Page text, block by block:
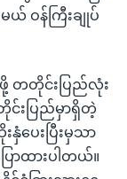
ဝန်ကြီးချုပ်
တတိုင်းပြည်လုံး
င်းပြည်မှာရှိတဲ့
ပေးပြီးမှသာ
ာထားပါတယ်။